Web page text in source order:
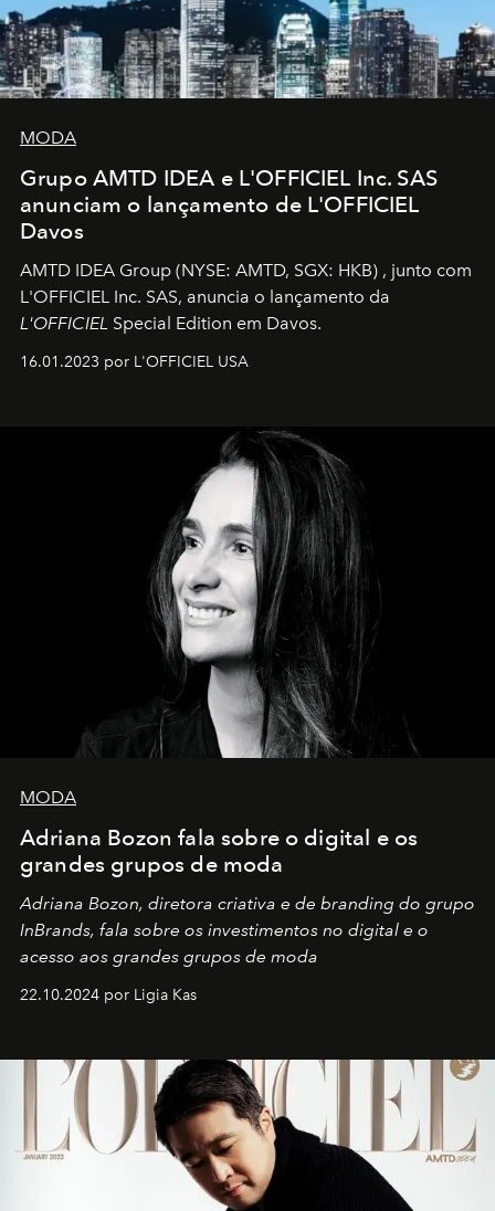
MODA
Grupo AMTD IDEA e L'OFFICIEL Inc. SAS
anunciam o lançamento de L'OFFICIEL
Davos
AMTD IDEA Group (NYSE: AMTD, SGX: HKB) , junto com
L'OFFICIEL Inc. SAS, anuncia o lançamento da
L'OFFICIEL Special Edition em Davos.
16.01.2023 por L'OFFICIEL USA
MODA
Adriana Bozon fala sobre o digital e os
grandes grupos de moda
Adriana Bozon, diretora criativa e de branding do grupo
InBrands, fala sobre os investimentos no digital e o
acesso aos grandes grupos de moda
22.10.2024 por Ligia Kas